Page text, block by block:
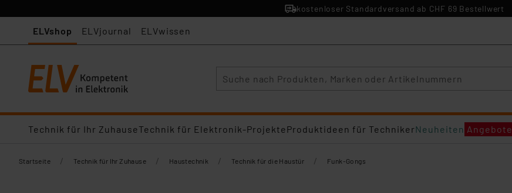
kostenloser Standardversand ab CHF 69 Bestellwert
ELVshop ELVjournal ELVwissen
Technik für Ihr ZuhauseTechnik für Elektronik-ProjekteProduktideen für TechnikerNeuheiten Angebote
Startseite / Technik für Ihr Zuhause / Haustechnik / Technik für die Haustür / Funk-Gongs